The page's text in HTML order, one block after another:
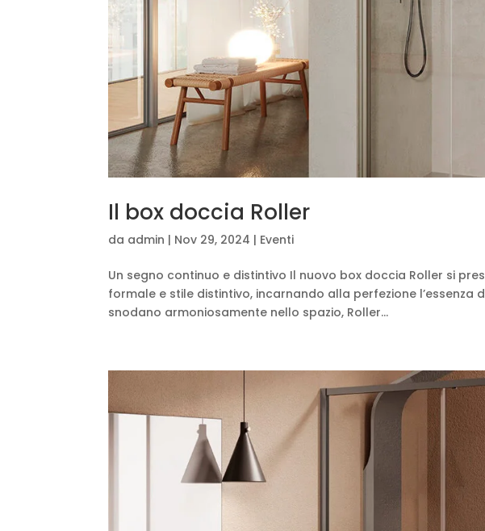
Il box doccia Roller
da admin | Nov 29, 2024 | Eventi
Un segno continuo e distintivo Il nuovo box doccia Roller si
formale e stile distintivo, incarnando alla perfezione l’essenza
snodano armoniosamente nello spazio, Roller...